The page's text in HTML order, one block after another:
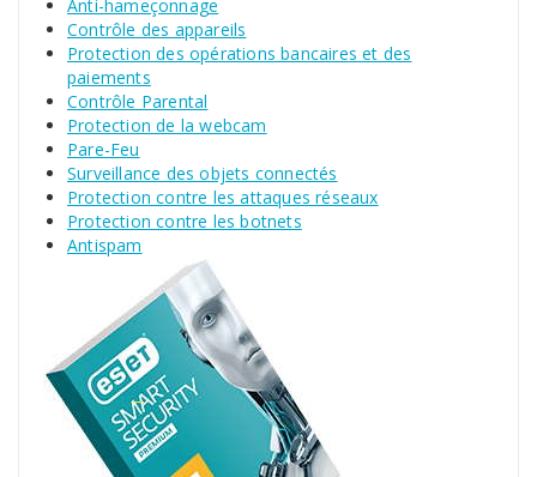
Anti-hameçonnage
Contrôle des appareils
Protection des opérations bancaires et des
paiements
Contrôle Parental
Protection de la webcam
Pare-Feu
Surveillance des objets connectés
Protection contre les attaques réseaux
Protection contre les botnets
Antispam